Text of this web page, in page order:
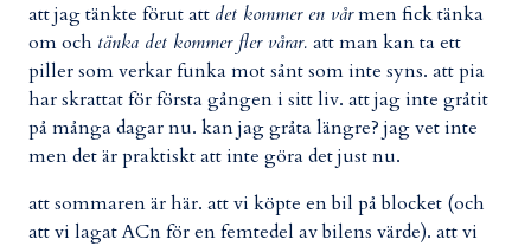
att jag tänkte förut att det kommer en vårmen fick tänka
om och tänka det kommer fler vårar. att man kan ta ett
piller som verkar funka mot sånt som inte syns. att pia
har skrattat för första gången i sitt liv. att jag inte gråtit
på många dagar nu. kan jag gråta längre? jag vet inte
men det är praktiskt att inte göra det just nu.
att sommaren är här. att vi köpte en bil på blocket (och
att vi lagat ACn för en femtedel av bilens värde). att vi